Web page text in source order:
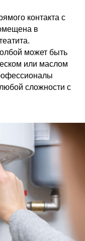
контакта с
в
может быть
или маслом
любой сложности с